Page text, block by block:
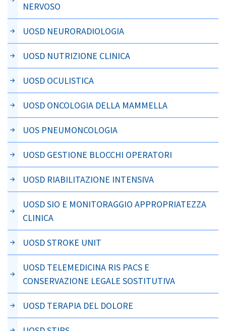
NERVOSO
UOSD NEURORADIOLOGIA
UOSD NUTRIZIONE CLINICA
UOSD OCULISTICA
UOSD ONCOLOGIA DELLA MAMMELLA
UOS PNEUMONCOLOGIA
UOSD GESTIONE BLOCCHI OPERATORI
UOSD RIABILITAZIONE INTENSIVA
UOSD SIO E MONITORAGGIO APPROPRIATEZZA
CLINICA
UOSD STROKE UNIT
UOSD TELEMEDICINA RIS PACS E
CONSERVAZIONE LEGALE SOSTITUTIVA
UOSD TERAPIA DEL DOLORE